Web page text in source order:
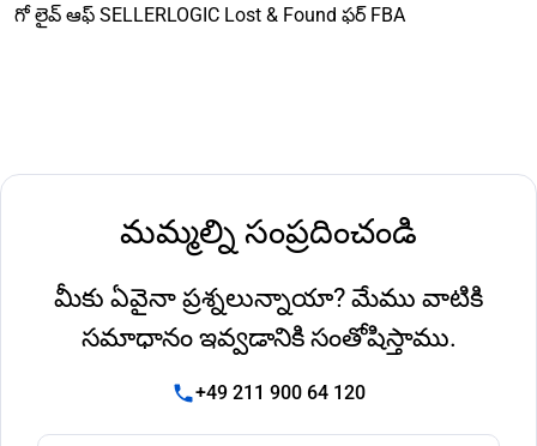
గో లైవ్ ఆఫ్ SELLERLOGIC Lost & Found ఫర్ FBA
మమ్మల్ని సంప్రదించండి
మీకు ఏవైనా ప్రశ్నలున్నాయా? మేము వాటికి
సమాధానం ఇవ్వడానికి సంతోషిస్తాము.
+49 211 900 64 120